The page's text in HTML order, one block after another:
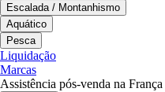
Escalada / Montanhismo
Aquático
Pesca
Liquidação
Marcas
Assistência pós-venda na França